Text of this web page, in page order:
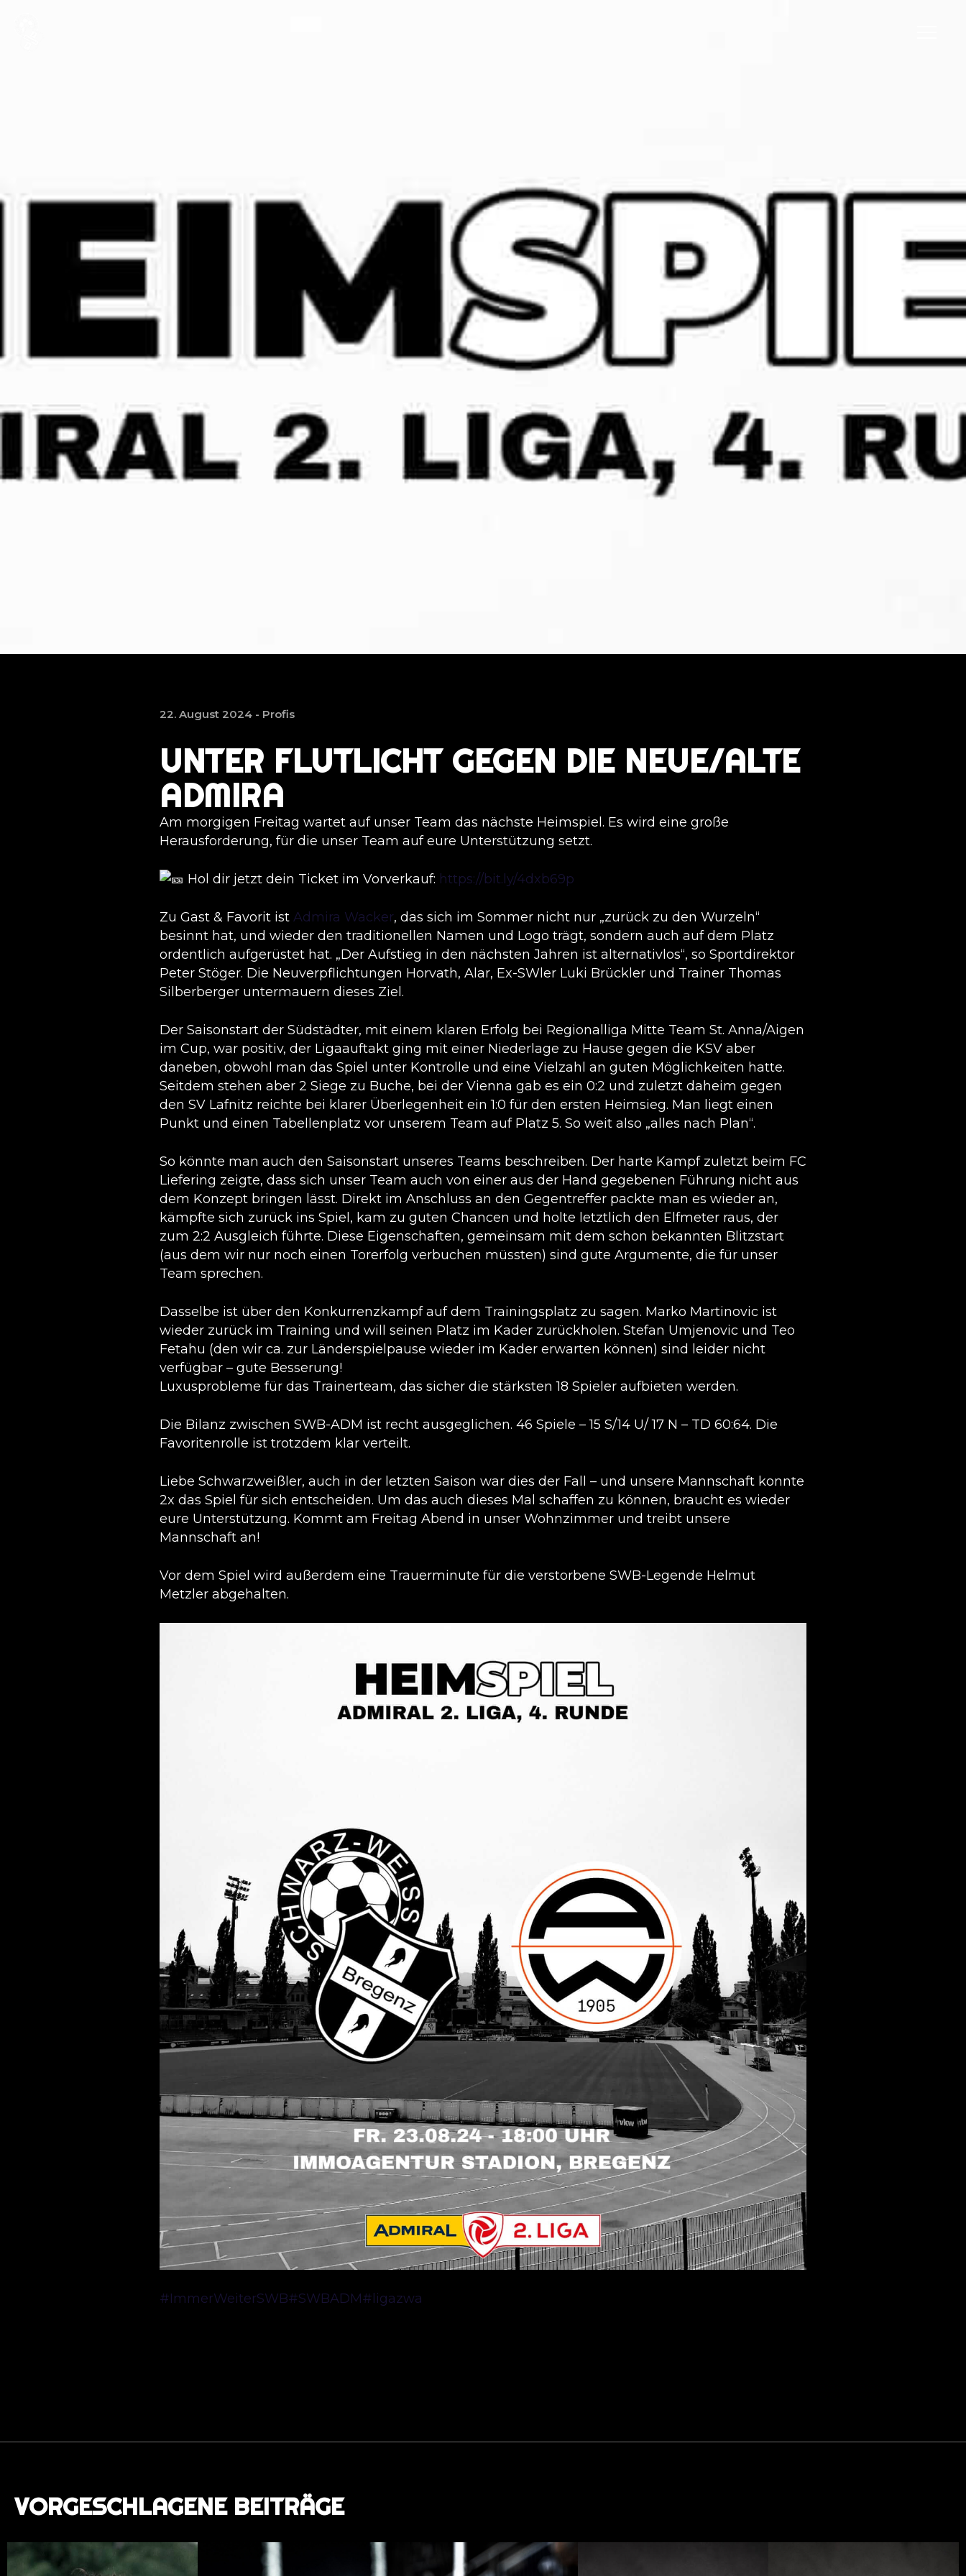
22. August 2024 - Profis
UNTER FLUTLICHT GEGEN DIE NEUE/ALTE
ADMIRA
Am morgigen Freitag wartet auf unser Team das nächste Heimspiel. Es wird eine große
Herausforderung, für die unser Team auf eure Unterstützung setzt.
Hol dir jetzt dein Ticket im Vorverkauf: https://bit.ly/4dxb69p
Zu Gast & Favorit ist Admira Wacker, das sich im Sommer nicht nur „zurück zu den Wurzeln“
besinnt hat, und wieder den traditionellen Namen und Logo trägt, sondern auch auf dem Platz
ordentlich aufgerüstet hat. „Der Aufstieg in den nächsten Jahren ist alternativlos“, so Sportdirektor
Peter Stöger. Die Neuverpflichtungen Horvath, Alar, Ex-SWler Luki Brückler und Trainer Thomas
Silberberger untermauern dieses Ziel.
Der Saisonstart der Südstädter, mit einem klaren Erfolg bei Regionalliga Mitte Team St. Anna/Aigen
im Cup, war positiv, der Ligaauftakt ging mit einer Niederlage zu Hause gegen die KSV aber
daneben, obwohl man das Spiel unter Kontrolle und eine Vielzahl an guten Möglichkeiten hatte.
Seitdem stehen aber 2 Siege zu Buche, bei der Vienna gab es ein 0:2 und zuletzt daheim gegen
den SV Lafnitz reichte bei klarer Überlegenheit ein 1:0 für den ersten Heimsieg. Man liegt einen
Punkt und einen Tabellenplatz vor unserem Team auf Platz 5. So weit also „alles nach Plan“.
So könnte man auch den Saisonstart unseres Teams beschreiben. Der harte Kampf zuletzt beim FC
Liefering zeigte, dass sich unser Team auch von einer aus der Hand gegebenen Führung nicht aus
dem Konzept bringen lässt. Direkt im Anschluss an den Gegentreffer packte man es wieder an,
kämpfte sich zurück ins Spiel, kam zu guten Chancen und holte letztlich den Elfmeter raus, der
zum 2:2 Ausgleich führte. Diese Eigenschaften, gemeinsam mit dem schon bekannten Blitzstart
(aus dem wir nur noch einen Torerfolg verbuchen müssten) sind gute Argumente, die für unser
Team sprechen.
Dasselbe ist über den Konkurrenzkampf auf dem Trainingsplatz zu sagen. Marko Martinovic ist
wieder zurück im Training und will seinen Platz im Kader zurückholen. Stefan Umjenovic und Teo
Fetahu (den wir ca. zur Länderspielpause wieder im Kader erwarten können) sind leider nicht
verfügbar – gute Besserung!
Luxusprobleme für das Trainerteam, das sicher die stärksten 18 Spieler aufbieten werden.
Die Bilanz zwischen SWB-ADM ist recht ausgeglichen. 46 Spiele – 15 S/14 U/ 17 N – TD 60:64. Die
Favoritenrolle ist trotzdem klar verteilt.
Liebe Schwarzweißler, auch in der letzten Saison war dies der Fall – und unsere Mannschaft konnte
2x das Spiel für sich entscheiden. Um das auch dieses Mal schaffen zu können, braucht es wieder
eure Unterstützung. Kommt am Freitag Abend in unser Wohnzimmer und treibt unsere
Mannschaft an!
Vor dem Spiel wird außerdem eine Trauerminute für die verstorbene SWB-Legende Helmut
Metzler abgehalten.
#ImmerWeiterSWB#SWBADM#ligazwa
VORGESCHLAGENE BEITRÄGE